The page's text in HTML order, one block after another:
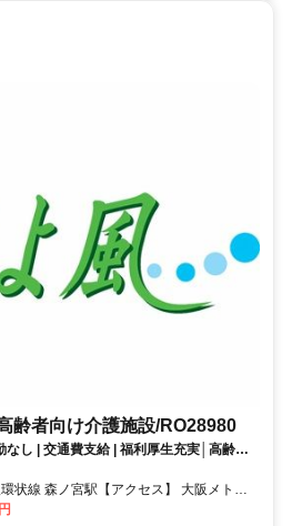
齢者向け介護施設/RO28980
し | 交通費支給 | 福利厚生充実│高齢者
社員募集！《ボーナス以外の特別報酬、
状線 森ノ宮駅【アクセス】 大阪メトロ